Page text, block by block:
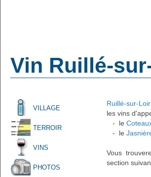
Vin Ruillé-
VILLAGE
TERROIR
VINS
PHOTOS
Ruillé-sur-Loir
les vins
- le
- le
Vous
section